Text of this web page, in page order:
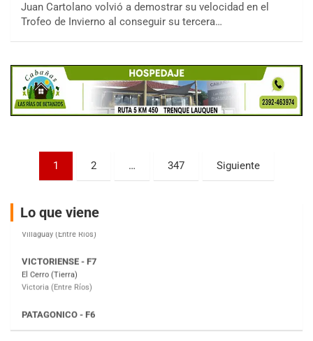
Juan Cartolano volvió a demostrar su velocidad en el
Trofeo de Invierno al conseguir su tercera…
Paginación
entradas
1 2 … 347 Siguiente
Lo que viene
08/09-AGO
Baradero (Buenos Aires)
KDO - F6
Ciudad de Trenque Lauquen (Asfalto)
Trenque Lauquen (Buenos Aires)
Villaguay (Entre Ríos)
El Cerro (Tierra)
Victoria (Entre Ríos)
Moto Club Reginense (Tierra)
Gral. E. Godoy (Río Negro)
Juventud Unida (Tierra)
Humboldt (Santa Fe)